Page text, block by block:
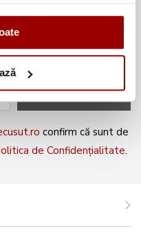
și fii
produse și
ABONEAZĂ-TE
confirm că sunt de
de Confidențialitate.